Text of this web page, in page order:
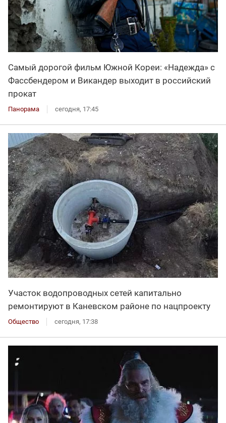
Самый дорогой фильм Южной Кореи: «Надежда» с
Фассбендером и Викандер выходит в российский
прокат
Панорама сегодня, 17:45
Участок водопроводных сетей капитально
ремонтируют в Каневском районе по нацпроекту
Общество сегодня, 17:38